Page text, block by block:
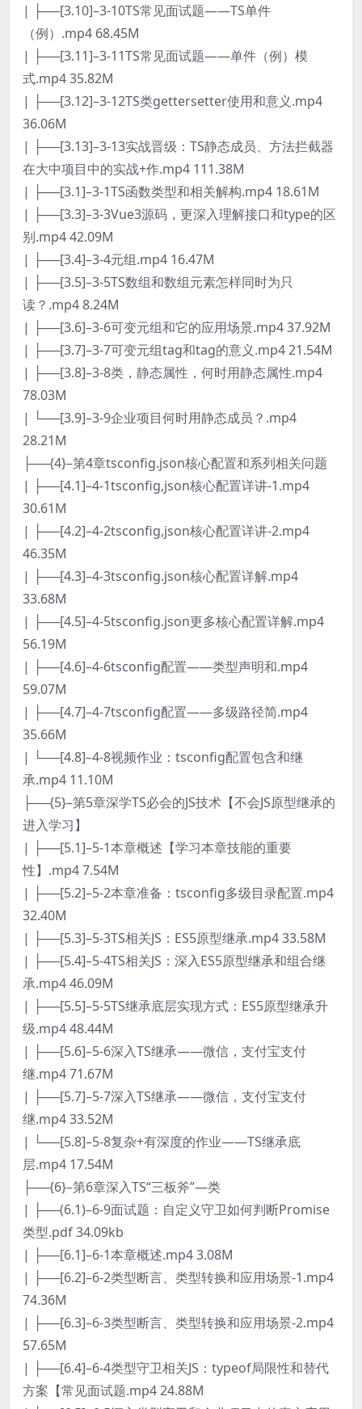
| ├──[3.10]–3-10TS常见面试题——TS单件
（例）.mp4 68.45M
| ├──[3.11]–3-11TS常见面试题——单件（例）模
式.mp4 35.82M
| ├──[3.12]–3-12TS类gettersetter使用和意义.mp4
36.06M
| ├──[3.13]–3-13实战晋级：TS静态成员、方法拦截器
在大中项目中的实战+作.mp4 111.38M
| ├──[3.1]–3-1TS函数类型和相关解构.mp4 18.61M
| ├──[3.3]–3-3Vue3源码，更深入理解接口和type的区
别.mp4 42.09M
| ├──[3.4]–3-4元组.mp4 16.47M
| ├──[3.5]–3-5TS数组和数组元素怎样同时为只
读？.mp4 8.24M
| ├──[3.6]–3-6可变元组和它的应用场景.mp4 37.92M
| ├──[3.7]–3-7可变元组tag和tag的意义.mp4 21.54M
| ├──[3.8]–3-8类，静态属性，何时用静态属性.mp4
78.03M
| └──[3.9]–3-9企业项目何时用静态成员？.mp4
28.21M
├──{4}–第4章tsconfig.json核心配置和系列相关问题
| ├──[4.1]–4-1tsconfig,json核心配置详讲-1.mp4
30.61M
| ├──[4.2]–4-2tsconfig,json核心配置详讲-2.mp4
46.35M
| ├──[4.3]–4-3tsconfig.json核心配置详解.mp4
33.68M
| ├──[4.5]–4-5tsconfig.json更多核心配置详解.mp4
56.19M
| ├──[4.6]–4-6tsconfig配置——类型声明和.mp4
59.07M
| ├──[4.7]–4-7tsconfig配置——多级路径简.mp4
35.66M
| └──[4.8]–4-8视频作业：tsconfig配置包含和继
承.mp4 11.10M
├──{5}–第5章深学TS必会的JS技术【不会JS原型继承的
进入学习】
| ├──[5.1]–5-1本章概述【学习本章技能的重要
性】.mp4 7.54M
| ├──[5.2]–5-2本章准备：tsconfig多级目录配置.mp4
32.40M
| ├──[5.3]–5-3TS相关JS：ES5原型继承.mp4 33.58M
| ├──[5.4]–5-4TS相关JS：深入ES5原型继承和组合继
承.mp4 46.09M
| ├──[5.5]–5-5TS继承底层实现方式：ES5原型继承升
级.mp4 48.44M
| ├──[5.6]–5-6深入TS继承——微信，支付宝支付
继.mp4 71.67M
| ├──[5.7]–5-7深入TS继承——微信，支付宝支付
继.mp4 33.52M
| └──[5.8]–5-8复杂+有深度的作业——TS继承底
层.mp4 17.54M
├──{6}–第6章深入TS“三板斧”—类
| ├──(6.1)–6-9面试题：自定义守卫如何判断Promise
类型.pdf 34.09kb
| ├──[6.1]–6-1本章概述.mp4 3.08M
| ├──[6.2]–6-2类型断言、类型转换和应用场景-1.mp4
74.36M
| ├──[6.3]–6-3类型断言、类型转换和应用场景-2.mp4
57.65M
| ├──[6.4]–6-4类型守卫相关JS：typeof局限性和替代
方案【常见面试题.mp4 24.88M